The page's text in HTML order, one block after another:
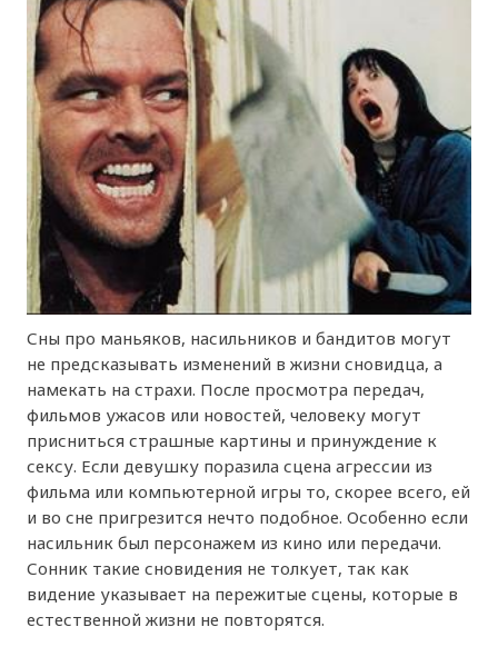
Сны про маньяков, насильников и бандитов могут
не предсказывать изменений в жизни сновидца, а
намекать на страхи. После просмотра передач,
фильмов ужасов или новостей, человеку могут
присниться страшные картины и принуждение к
сексу. Если девушку поразила сцена агрессии из
фильма или компьютерной игры то, скорее всего, ей
и во сне пригрезится нечто подобное. Особенно если
насильник был персонажем из кино или передачи.
Сонник такие сновидения не толкует, так как
видение указывает на пережитые сцены, которые в
естественной жизни не повторятся.